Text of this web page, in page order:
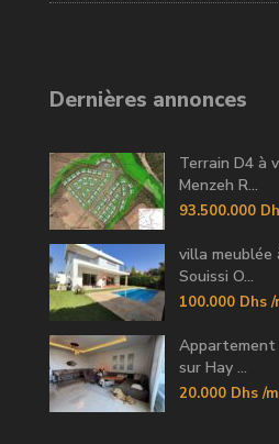
Dernières annonces
Terrain D4 à
Menzeh R...
93.500.000
villa meublée
Souissi O...
100.000 Dhs /
Appartement
sur Hay ...
20.000 Dhs /